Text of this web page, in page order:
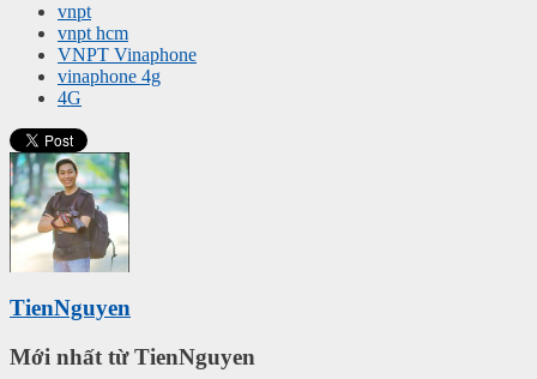
vnpt
vnpt hcm
VNPT Vinaphone
vinaphone 4g
4G
TienNguyen
Mới nhất từ TienNguyen